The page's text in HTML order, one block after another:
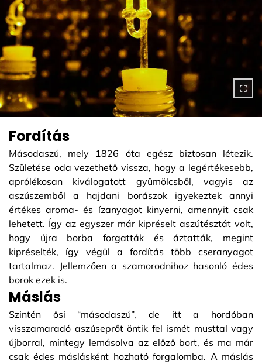
Fordítás
Másodaszú, mely 1826 óta egész biztosan létezik.
Születése oda vezethető vissza, hogy a legértékesebb,
aprólékosan kiválogatott gyümölcsből, vagyis az
aszúszemből a hajdani borászok igyekeztek annyi
értékes aroma- és ízanyagot kinyerni, amennyit csak
lehetett. Így az egyszer már kipréselt aszútésztát volt,
hogy újra borba forgatták és áztatták, megint
kipréselték, így végül a fordítás több cseranyagot
tartalmaz. Jellemzően a szamorodnihoz hasonló édes
borok ezek is.
Máslás
Szintén ősi “másodaszú”, de itt a hordóban
visszamaradó aszúseprőt öntik fel ismét musttal vagy
újborral, mintegy lemásolva az előző bort, és ma már
csak édes máslásként hozható forgalomba. A máslás